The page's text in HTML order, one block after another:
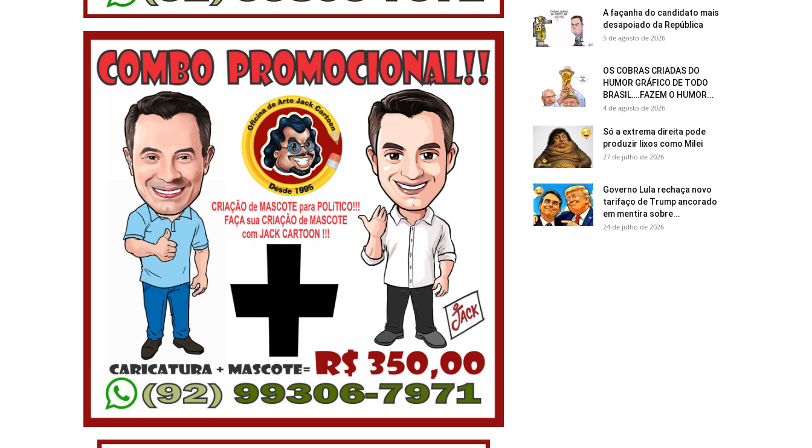
A façanha do candidato mais
desapoiado da República
5 de agosto de 2026
OS COBRAS CRIADAS DO
HUMOR GRÁFICO DE TODO
BRASIL….FAZEM O HUMOR...
4 de agosto de 2026
Só a extrema direita pode
produzir lixos como Milei
27 de julho de 2026
Governo Lula rechaça novo
tarifaço de Trump ancorado
em mentira sobre...
24 de julho de 2026